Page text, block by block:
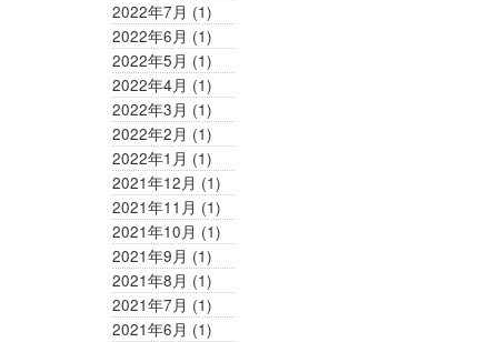
2022年7月 (1)
2022年6月 (1)
2022年5月 (1)
2022年4月 (1)
2022年3月 (1)
2022年2月 (1)
2022年1月 (1)
2021年12月 (1)
2021年11月 (1)
2021年10月 (1)
2021年9月 (1)
2021年8月 (1)
2021年7月 (1)
2021年6月 (1)